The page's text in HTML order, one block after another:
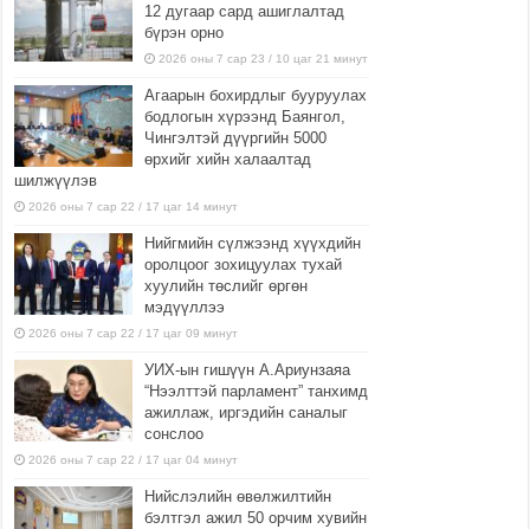
12 дугаар сард ашиглалтад
бүрэн орно
2026 оны 7 сар 23 / 10 цаг 21 минут
Агаарын бохирдлыг бууруулах
бодлогын хүрээнд Баянгол,
Чингэлтэй дүүргийн 5000
өрхийг хийн халаалтад
шилжүүлэв
2026 оны 7 сар 22 / 17 цаг 14 минут
Нийгмийн сүлжээнд хүүхдийн
оролцоог зохицуулах тухай
хуулийн төслийг өргөн
мэдүүллээ
2026 оны 7 сар 22 / 17 цаг 09 минут
УИХ-ын гишүүн А.Ариунзаяа
“Нээлттэй парламент” танхимд
ажиллаж, иргэдийн саналыг
сонслоо
2026 оны 7 сар 22 / 17 цаг 04 минут
Нийслэлийн өвөлжилтийн
бэлтгэл ажил 50 орчим хувийн